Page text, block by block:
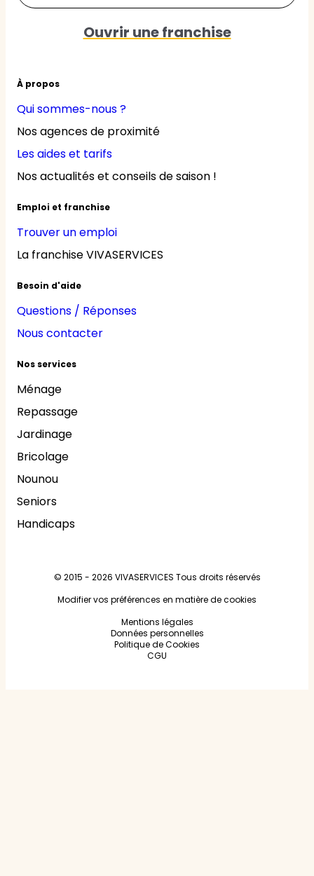
À propos
Qui sommes-nous ?
Nos agences de proximité
Les aides et tarifs
Nos actualités et conseils de saison !
Emploi et franchise
Trouver un emploi
La franchise VIVASERVICES
Besoin d'aide
Questions / Réponses
Nous contacter
Nos services
Ménage
Repassage
Jardinage
Bricolage
Nounou
Seniors
Handicaps
Ouvrir une franchise
© 2015 - 2026 VIVASERVICES Tous droits réservés
Modifier vos préférences en matière de cookies
Mentions légales
Données personnelles
Politique de Cookies
CGU